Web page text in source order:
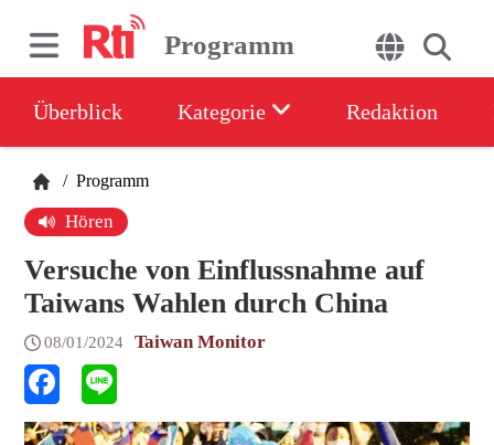
Programm
Überblick Kategorie Redaktion
/ Programm
Hören
Versuche von Einflussnahme auf
Taiwans Wahlen durch China
08/01/2024 Taiwan Monitor